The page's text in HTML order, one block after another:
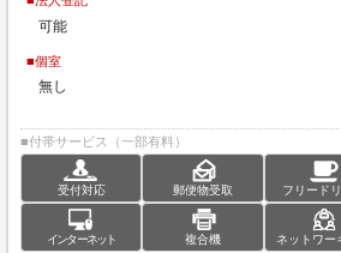
可能
■個室
無し
■付帯サービス（一部有料）
受付対応 郵便物受取 フリード
インターネット 複合機 ネットワー